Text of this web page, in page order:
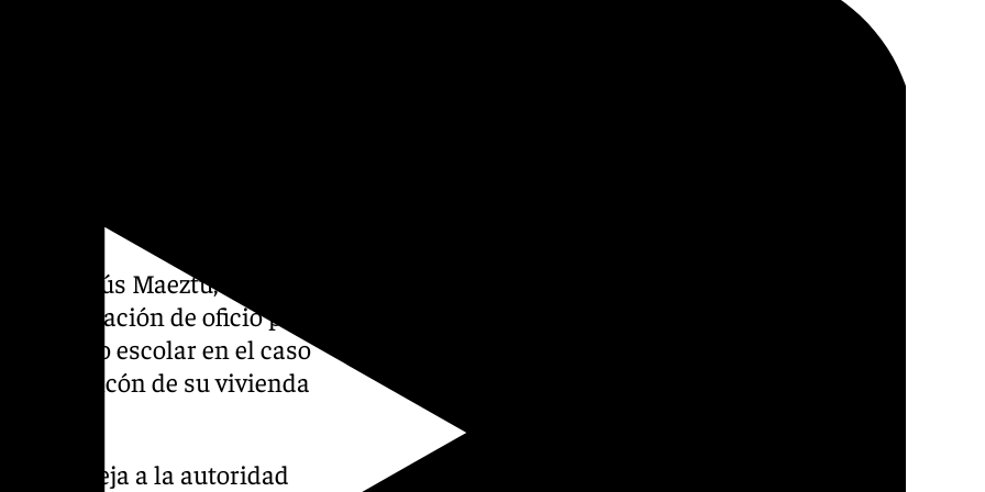
depurando las
los requerimientos
ahí, en el caso de que el
Jesús Maeztu,
investigación de oficio para
acoso escolar en el caso
el balcón de su vivienda
la queja a la autoridad